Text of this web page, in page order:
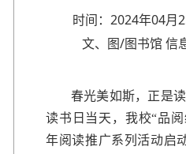
时间：2024年04月
文、图/图书馆 信
春光美如斯，正是
读书日当天，我校“品阅
年阅读推广系列活动启